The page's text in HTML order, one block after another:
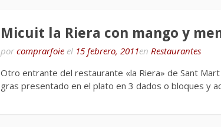
Micuit la Riera con mango y
por comprarfoie el 15 febrero, 2011en Restaurantes
Otro entrante del restaurante «la Riera» de Sant
gras presentado en el plato en 3 dados o bloques y